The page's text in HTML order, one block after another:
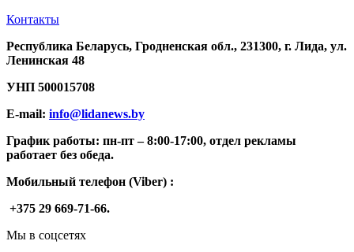
Контакты
Республика Беларусь, Гродненская обл., 231300, г. Лида, ул.
Ленинская 48
УНП 500015708
E-mail: info@lidanews.by
График работы: пн-пт –8:00-17:00, отдел рекламы
работает без обеда.
Мобильный телефон (Viber) :
+375 29 669-71-66.
Мы в соцсетях